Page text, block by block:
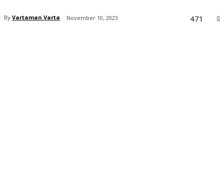
By Vartaman Varta November 10, 2023 0
471